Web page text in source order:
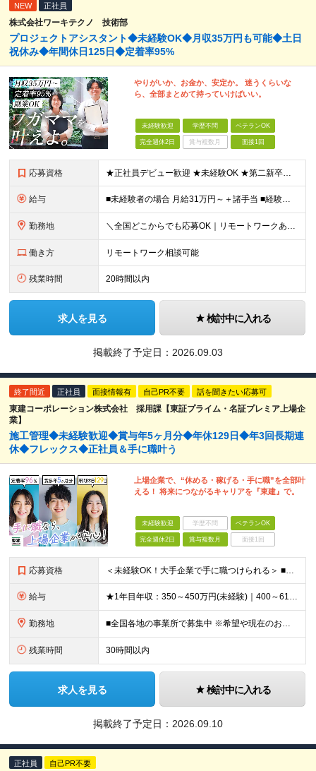
NEW 正社員
株式会社ワーキテクノ 技術部
プロジェクトアシスタント◆未経験OK◆月収35万円も可能◆土日
祝休み◆年間休日125日◆定着率95%
やりがいか、お金か、安定か。 迷うくらいな
ら、全部まとめて持っていけばいい。
未経験歓迎 学歴不問 ベテランOK
完全週休2日 賞与複数月 面接1回
応募資格 ★正社員デビュー歓迎 ★未経験OK ★第二新卒歓迎 ★学歴不問 ＜こんな方にピッタリ！＞ □ 収入も、お休みも、絶対に妥協したくない！ □ ゆとりのある生活を楽しみながら、将来ずっと役立つスキル
給与 ■未経験者の場合 月給31万円～＋諸手当 ■経験者の場合 月給35万円～90万円＋諸手当 ★前職から年収120万円UPの実績あり ★初年度年収500万円～も可能！ ※首都圏以外の未経験の方は【月
勤務地 ＼全国どこからでも応募OK｜リモートワークあり／ ◇会社都合の転居を伴う転勤はなし ◇直行直帰OK！ ご自宅から通いやすいエリアや希望するエリアの プロジェクトをご担当いただきます！ 「自宅から通え
働き方 リモートワーク相談可能
残業時間 20時間以内
求人を見る 検討中に入れる
掲載終了予定日： 2026.09.03
終了間近 正社員 面接情報有 自己PR不要 話を聞きたい応募可
東建コーポレーション株式会社 採用課【東証プライム・名証プレミア上場企
業】
施工管理◆未経験歓迎◆賞与年5ヶ月分◆年休129日◆年3回長期連
休◆フレックス◆正社員＆手に職叶う
上場企業で、“休める・稼げる・手に職”を全部叶
える！ 将来につながるキャリアを『東建』で。
未経験歓迎 学歴不問 ベテランOK
完全週休2日 賞与複数月 面接1回
応募資格 ＜未経験OK！大手企業で手に職つけられる＞ ■高卒以上 ■普通自動車免許をお持ちの方 ◎20代～50代まで幅広い年代層の転職実績あり
給与 ★1年目年収：350～450万円(未経験)｜400～610万円(経験者) ★ゆくゆく年収700万～900万円も可能。昇給率に自信あり！ ★賞与約5ヶ月分支給 【未経験】 月給21万1,400円～24
勤務地 ■全国各地の事業所で募集中 ※希望や現在のお住まいを考慮！面接時に希望の勤務地をお聞かせください ※現場への直行、自宅への直帰可能です ※Uターン・Iターンも歓迎します ■本社所在地 愛知県名古屋市
残業時間 30時間以内
求人を見る 検討中に入れる
掲載終了予定日： 2026.09.10
正社員 自己PR不要